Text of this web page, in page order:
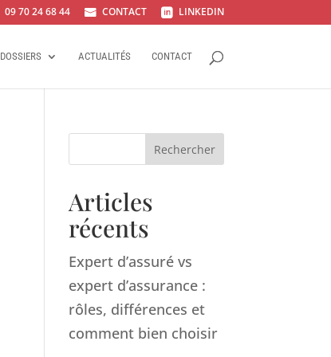
09 70 24 68 44  CONTACT  LINKEDIN
DOSSIERS ACTUALITÉS CONTACT
Rechercher
Articles
récents
Expert d’assuré vs
expert d’assurance :
rôles, différences et
comment bien choisir